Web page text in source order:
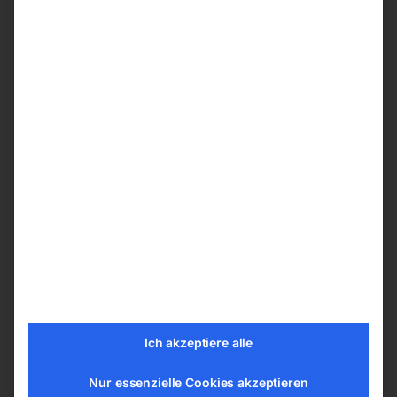
verwendet werden
Technische Details
Ich akzeptiere alle
Nur essenzielle Cookies akzeptieren